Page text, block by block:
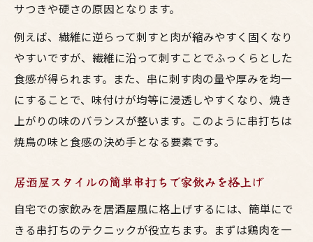
サつきや硬さの原因となります。
例えば、繊維に逆らって刺すと肉が縮みやすく固くなり
やすいですが、繊維に沿って刺すことでふっくらとした
食感が得られます。また、串に刺す肉の量や厚みを均一
にすることで、味付けが均等に浸透しやすくなり、焼き
上がりの味のバランスが整います。このように串打ちは
焼鳥の味と食感の決め手となる要素です。
居酒屋スタイルの簡単串打ちで家飲みを格上げ
自宅での家飲みを居酒屋風に格上げするには、簡単にで
きる串打ちのテクニックが役立ちます。まずは鶏肉を一